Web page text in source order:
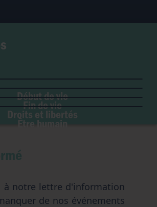
Début de vie
et grossesse
Embryon
GPA
Avortement
Fin de vie
Euthanasie
Don d'organes
Droits et libertés
de conscience
institutionnelle
Accès aux origines
Être humain
& handicap
Genre & sexualité
Eugénisme
Transhumanisme
à notre lettre d'information
de nos événements